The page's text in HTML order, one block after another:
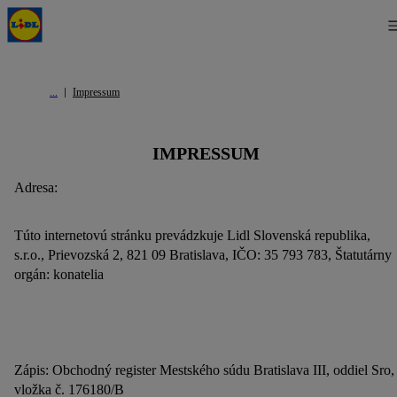
Impressum
IMPRESSUM
Adresa:
Túto internetovú stránku prevádzkuje Lidl Slovenská republika,
s.r.o., Prievozská 2, 821 09 Bratislava, IČO: 35 793 783, Štatutárny
orgán: konatelia
Zápis: Obchodný register Mestského súdu Bratislava III, oddiel Sro,
vložka č. 176180/B